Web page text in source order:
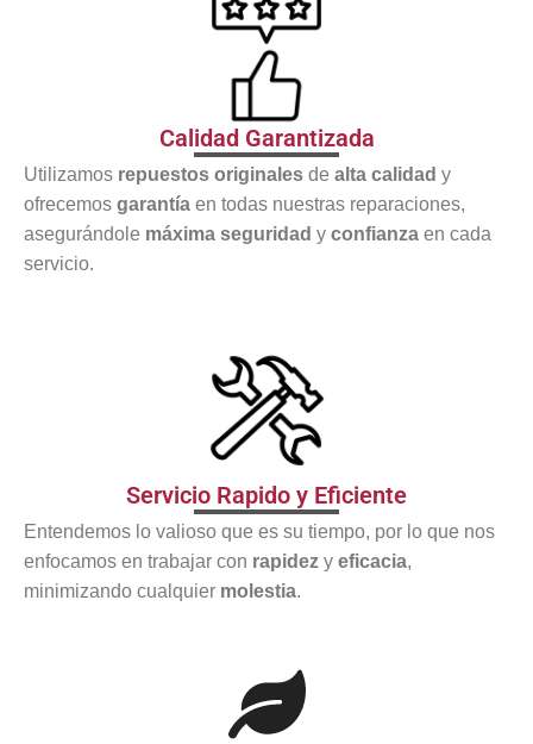
Calidad Garantizada
Utilizamos repuestos originales de alta calidad y
ofrecemos garantía en todas nuestras reparaciones,
asegurándole máxima seguridad y confianza en cada
servicio.
Servicio Rapido y Eficiente
Entendemos lo valioso que es su tiempo, por lo que nos
enfocamos en trabajar con rapidez y eficacia,
minimizando cualquier molestia.